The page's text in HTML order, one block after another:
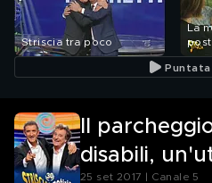
Striscia tra poco
La
Il
disabili,
25 set 2017 | Canale 5